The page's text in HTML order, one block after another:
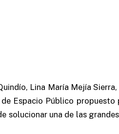
Lina María Mejía
Espacio Público propuesto
solucionar una de las